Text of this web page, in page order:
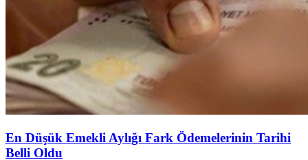
En Düşük Emekli Aylığı Fark Ödemelerinin Tarihi
Belli Oldu